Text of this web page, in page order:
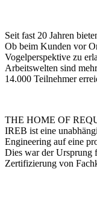
Seit fast 20 Jahren
Ob beim Kunden vor
Vogelperspektive zu
Arbeitswelten sind
14.000 Teilnehmer
THE HOME OF
IREB ist eine
Engineering auf eine
Dies war der Ursprung
Zertifizierung von